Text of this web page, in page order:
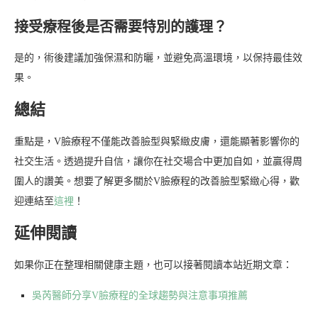
接受療程後是否需要特別的護理？
是的，術後建議加強保濕和防曬，並避免高溫環境，以保持最佳效
果。
總結
重點是，V臉療程不僅能改善臉型與緊緻皮膚，還能顯著影響你的
社交生活。透過提升自信，讓你在社交場合中更加自如，並贏得周
圍人的讚美。想要了解更多關於V臉療程的改善臉型緊緻心得，歡
迎連結至這裡 ！
延伸閱讀
如果你正在整理相關健康主題，也可以接著閱讀本站近期文章：
吳芮醫師分享V臉療程的全球趨勢與注意事項推薦